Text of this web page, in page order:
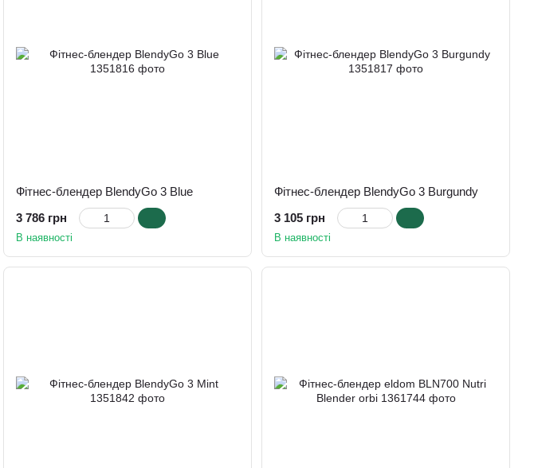
Фітнес-блендер BlendyGo 3 Blue
3 786 грн
В наявності
Фітнес-блендер BlendyGo 3 Burgundy
3 105 грн
В наявності